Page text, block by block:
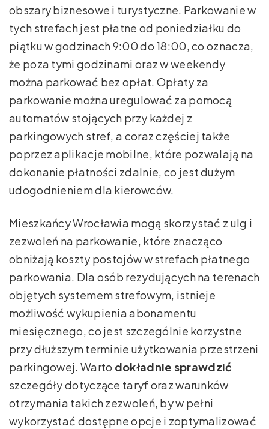
obszary biznesowe i turystyczne. Parkowanie w
tych strefach jest płatne od poniedziałku do
piątku w godzinach 9:00 do 18:00, co oznacza,
że poza tymi godzinami oraz w weekendy
można parkować bez opłat. Opłaty za
parkowanie można uregulować za pomocą
automatów stojących przy każdej z
parkingowych stref, a coraz częściej także
poprzez aplikacje mobilne, które pozwalają na
dokonanie płatności zdalnie, co jest dużym
udogodnieniem dla kierowców.
Mieszkańcy Wrocławia mogą skorzystać z ulg i
zezwoleń na parkowanie, które znacząco
obniżają koszty postojów w strefach płatnego
parkowania. Dla osób rezydujących na terenach
objętych systemem strefowym, istnieje
możliwość wykupienia abonamentu
miesięcznego, co jest szczególnie korzystne
przy dłuższym terminie użytkowania przestrzeni
parkingowej. Warto dokładnie sprawdzić
szczegóły dotyczące taryf oraz warunków
otrzymania takich zezwoleń, by w pełni
wykorzystać dostępne opcje i zoptymalizować